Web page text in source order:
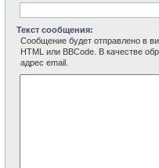
Текст сообщения:
Сообщение будет отправлено в
HTML или BBCode. В качестве
адрес email.